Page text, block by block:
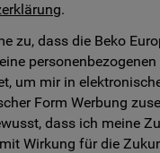
.
zu, dass die Beko
personenbezogenen
um mir in
Form Werbung
dass ich meine
Wirkung für die